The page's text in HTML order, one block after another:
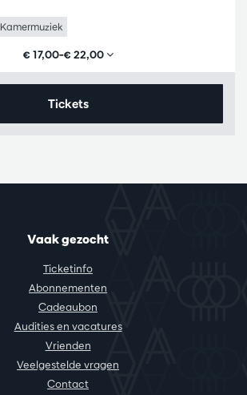
Kamermuziek
€ 17,00–€ 22,00
Tickets
Vaak gezocht
Ticketinfo
Abonnementen
Cadeaubon
Audities en vacatures
Vrienden
Veelgestelde vragen
Contact